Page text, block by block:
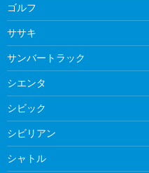
ゴルフ
ササキ
サンバートラック
シエンタ
シビック
シビリアン
シャトル